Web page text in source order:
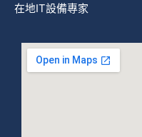
在地IT設備專家